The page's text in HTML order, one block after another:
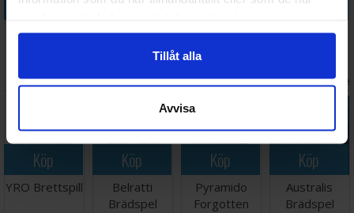
Tillåt alla
Avvisa
Mindbug
Kortspel
217 SEK2026-09-30
Woodland
Wizards
Brädspel
259 SEK I lager:3
Poetry for
Neanderthals
Pop Culture
Ed.
449 SEK I lager:6
Time Trouble
348 SEK I
Köp
YRO Brettspill
Köp
Belratti
Brädspel
Köp
Pyramido
Forgotten
Köp
Australis
Brädspel